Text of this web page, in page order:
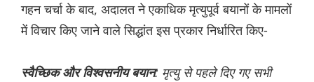
गहन चर्चा के बाद, अदालत ने एकाधिक मृत्युपूर्व बयानों के मामलों
में विचार किए जाने वाले सिद्धांत इस प्रकार निर्धारित किए-
स्वैच्छिक और विश्वसनीय बयान: मृत्यु से पहले दिए गए सभी